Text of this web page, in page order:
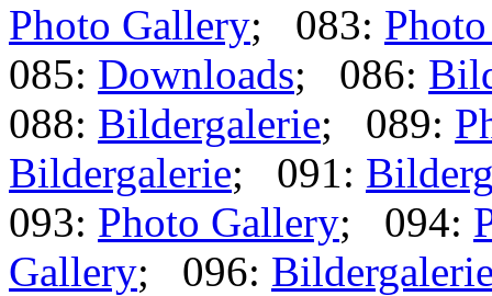
Photo Gallery; 083:
085: Downloads; 086:
088: Bildergalerie; 089:
Bildergalerie; 091:
093: Photo Gallery; 094:
Gallery; 096: